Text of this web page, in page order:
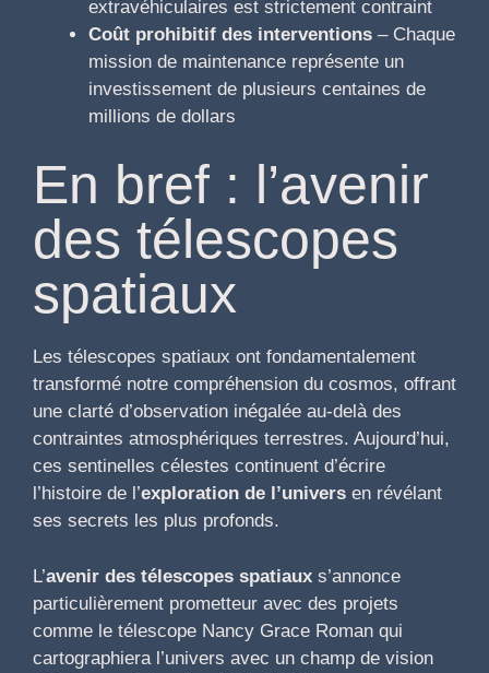
extravéhiculaires est strictement contraint
Coût prohibitif des interventions – Chaque
mission de maintenance représente un
investissement de plusieurs centaines de
millions de dollars
En bref : l’avenir
des télescopes
spatiaux
Les télescopes spatiaux ont fondamentalement
transformé notre compréhension du cosmos, offrant
une clarté d’observation inégalée au-delà des
contraintes atmosphériques terrestres. Aujourd’hui,
ces sentinelles célestes continuent d’écrire
l’histoire de l’exploration de l’univers en révélant
ses secrets les plus profonds.
L’avenir des télescopes spatiaux s’annonce
particulièrement prometteur avec des projets
comme le télescope Nancy Grace Roman qui
cartographiera l’univers avec un champ de vision